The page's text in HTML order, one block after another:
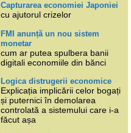
Capturarea economiei Japoniei
cu ajutorul crizelor
FMI anunță un nou sistem
monetar
cum ar putea spulbera banii
digitali economiile din bănci
Logica distrugerii economice
Explicația implicării celor bogați
și puternici în demolarea
controlată a sistemului care i-a
făcut așa